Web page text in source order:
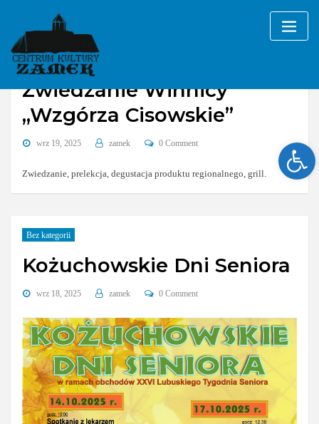
content
Zwiedzanie Winnicy
„Wzgórza Cisowskie”
wrz 19, 2025 zamek 0 Comment
Zwiedzanie, prelekcja, degustacja produktu regionalnego, grill.
Bez kategorii
Kożuchowskie Dni Seniora
wrz 18, 2025 zamek 0 Comment